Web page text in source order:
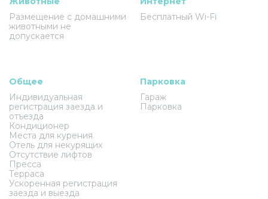
Размещение с домашними
животными не
допускается
Бесплатный Wi-Fi
Общее
Индивидуальная
регистрация заезда и
отъезда
Кондиционер
Места для курения
Отель для некурящих
Отсутствие лифтов
Пресса
Терраса
Ускоренная регистрация
заезда и выезда
Парковка
Гараж
Парковка